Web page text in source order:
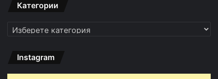
Категории
Категории
Instagram